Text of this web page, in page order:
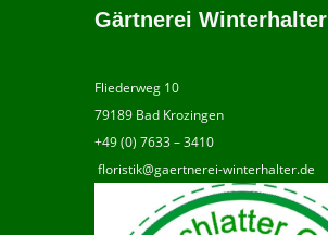
Gärtnerei Winterhalter
Fliederweg 10
79189 Bad Krozingen
+49 (0) 7633 – 3410
floristik@gaertnerei-winterhalter.de